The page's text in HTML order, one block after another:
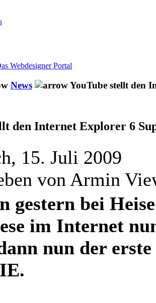
News YouTube stellt den
den Internet Explorer 6
15. Juli 2009
von Armin
gestern bei
im Internet
nun der